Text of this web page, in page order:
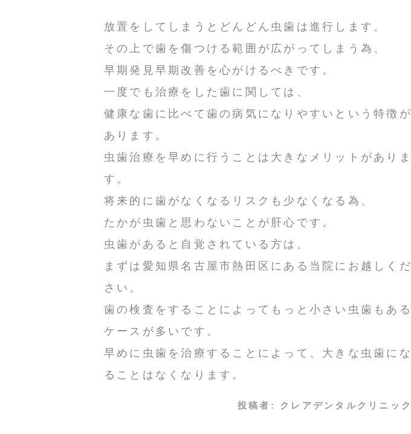
放置をしてしまうとどんどん虫歯は進行します。
その上で歯を傷つける範囲が広がってしまう為、
早期発見早期改善を心がけるべきです。
一度でも治療をした歯に関しては、
健康な歯に比べて歯の病気になりやすいという特徴が
あります。
虫歯治療を早めに行うことは大きなメリットがありま
す。
将来的に歯がなくなるリスクも少なくなる為、
たかが虫歯と思わないことが肝心です。
虫歯があると自覚されている方は、
まずは愛知県名古屋市熱田区にある当院にお越しくだ
さい。
歯の検査をすることによってもっと小さい虫歯もある
ケースが多いです。
早めに虫歯を治療することによって、大きな虫歯にな
ることはなくなります。
投稿者: クレアデンタルクリニック